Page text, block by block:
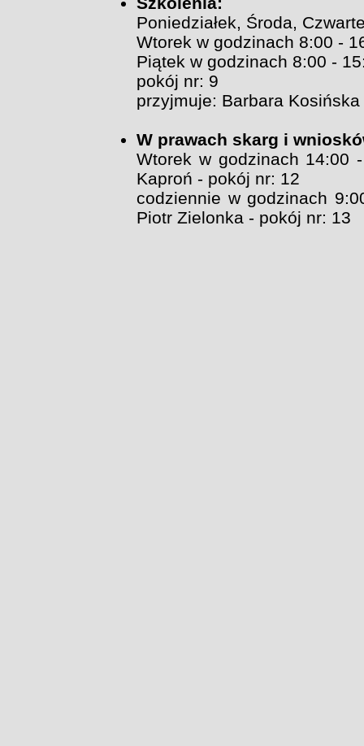
Poniedziałek, Środa,
Wtorek w godzinach 8:00 -
Piątek w godzinach 8:00 -
pokój nr: 9
przyjmuje: Barbara Kosińska
W prawach skarg i
Wtorek w godzinach 14:00
Kaproń - pokój nr: 12
codziennie w godzinach
Piotr Zielonka - pokój nr: 13